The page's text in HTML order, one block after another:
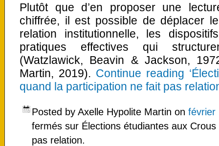
Plutôt que d’en proposer une
chiffrée, il est possible de déplacer
relation institutionnelle, les
pratiques effectives qui
(Watzlawick, Beavin & Jackson,
Martin, 2019). Continue reading
quand la participation ne fait pas
Posted by Axelle Hypolite Martin on février
fermés sur Élections étudiantes aux
pas relation.